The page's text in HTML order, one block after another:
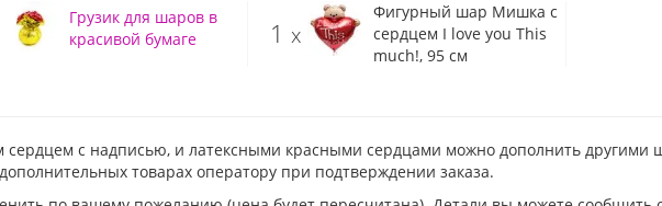
Грузик для шаров в
красивой бумаге
1 x
Фигурный шар Мишка c
сердцем I love you This
much!, 95 см
с надписью, и латексными красными сердцами можно дополнить другими
товарах оператору при подтверждении заказа.